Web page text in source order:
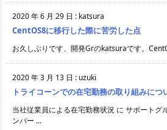
2020 年 6 月 29 日 : katsura
CentOS8に移行した際に苦労した点
お久しぶりです、開発Grのkatsuraです。
2020 年 3 月 13 日 : uzuki
トライコーンでの在宅勤務の取り組みにつ
当社従業員による在宅勤務状況 に サポートグ
ンバー ...